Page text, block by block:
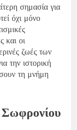
σημασία για
όχι μόνο
και οι
ζωές των
την ιστορική
τη μνήμη